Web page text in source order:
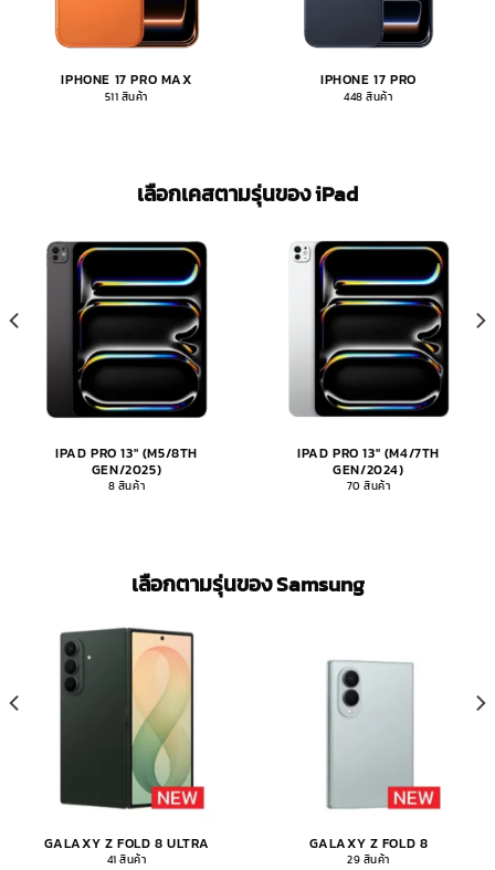
IPHONE 17 PRO MAX
511 สินค้า
IPHONE 17 PRO
448 สินค้า
เลือกเคสตามรุ่นของ iPad​
IPAD PRO 13" (M5/8TH
GEN/2025)
8 สินค้า
IPAD PRO 13" (M4/7TH
GEN/2024)
70 สินค้า
เลือกตามรุ่นของ Samsung
GALAXY Z FOLD 8 ULTRA
41 สินค้า
GALAXY Z FOLD 8
29 สินค้า